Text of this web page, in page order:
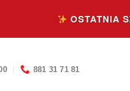
OSTATNIA
881 31 71 81